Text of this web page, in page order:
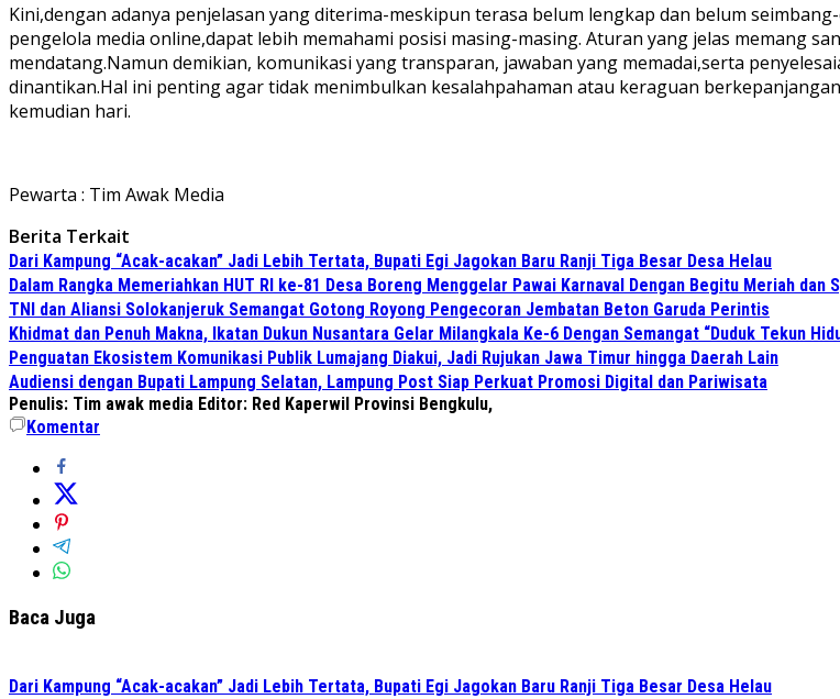
Kini,dengan adanya penjelasan yang diterima-meskipun terasa belum lengkap dan belum
pengelola media online,dapat lebih memahami posisi masing-masing. Aturan yang jelas memang
mendatang.Namun demikian, komunikasi yang transparan, jawaban yang memadai,serta
dinantikan.Hal ini penting agar tidak menimbulkan kesalahpahaman atau keraguan
kemudian hari.
Pewarta : Tim Awak Media
Berita Terkait
Dari Kampung “Acak-acakan” Jadi Lebih Tertata, Bupati Egi Jagokan Baru Ranji Tiga Besar Desa Helau
Dalam Rangka Memeriahkan HUT RI ke-81 Desa Boreng Menggelar Pawai Karnaval Dengan Begitu Meriah dan
TNI dan Aliansi Solokanjeruk Semangat Gotong Royong Pengecoran Jembatan Beton Garuda Perintis
Khidmat dan Penuh Makna, Ikatan Dukun Nusantara Gelar Milangkala Ke-6 Dengan Semangat “Duduk Tekun
Penguatan Ekosistem Komunikasi Publik Lumajang Diakui, Jadi Rujukan Jawa Timur hingga Daerah Lain
Audiensi dengan Bupati Lampung Selatan, Lampung Post Siap Perkuat Promosi Digital dan Pariwisata
Penulis: Tim awak media Editor: Red Kaperwil Provinsi Bengkulu,
Komentar
Baca Juga
Dari Kampung “Acak-acakan” Jadi Lebih Tertata, Bupati Egi Jagokan Baru Ranji Tiga Besar Desa Helau